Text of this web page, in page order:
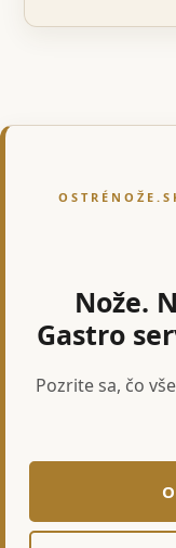
Nože.
Gastro
Pozrite sa, čo